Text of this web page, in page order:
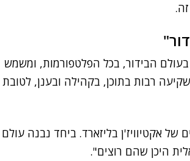
בעולם הבידור, בכל הפלטפורמות, ומשמש
רבות בתוכן, בקהילה ובענן, לטובת
אקטיוויז'ן בליזארד. ביחד נבנה עולם
היכן שהם רוצים".